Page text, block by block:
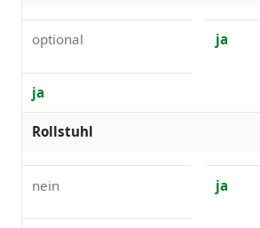
optional ja
ja
Rollstuhl
nein ja